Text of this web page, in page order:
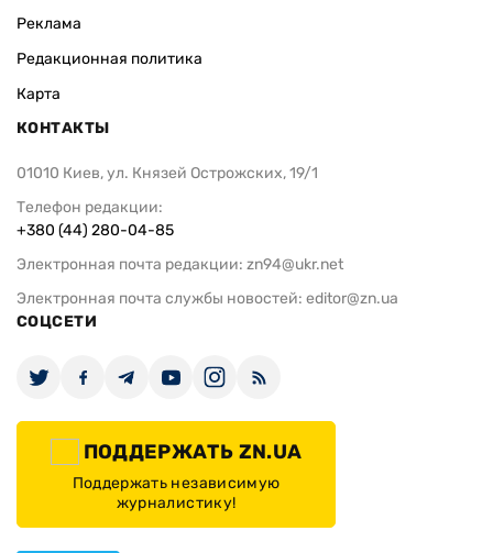
Реклама
Редакционная политика
Карта
КОНТАКТЫ
01010 Киев, ул. Князей Острожских, 19/1
Телефон редакции:
+380 (44) 280-04-85
Электронная почта редакции: zn94@ukr.net
Электронная почта службы новостей: editor@zn.ua
СОЦСЕТИ
ПОДДЕРЖАТЬ ZN.UA
Поддержать независимую
журналистику!